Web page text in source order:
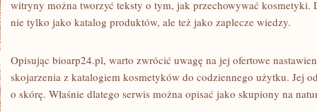
witryny można tworzyć teksty o tym, jak przechowywać kosmetyki.
nie tylko jako katalog produktów, ale też jako zaplecze wiedzy.
Opisując bioarp24.pl, warto zwrócić uwagę na jej ofertowe
skojarzenia z katalogiem kosmetyków do codziennego użytku. Jej
o skórę. Właśnie dlatego serwis można opisać jako skupiony na